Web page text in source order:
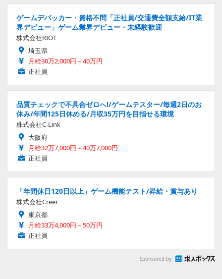
ゲームデバッカー・資格不問「正社員/交通費全額支給/IT業
界デビュー」ゲーム業界デビュー・未経験歓迎
株式会社RIOT
埼玉県
月給30万2,000円～40万円
正社員
品質チェックで不具合ゼロへ!/ゲームテスター/毎週2日のお
休み/年間125日休める/月収35万円を目指せる環境
株式会社C-Link
大阪府
月給32万7,000円～40万7,000円
正社員
「年間休日120日以上」ゲーム機能テスト/昇給・賞与あり
株式会社Creer
東京都
月給33万4,000円～50万円
正社員
Sponsored by